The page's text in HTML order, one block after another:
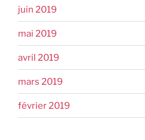
juin 2019
mai 2019
avril 2019
mars 2019
février 2019